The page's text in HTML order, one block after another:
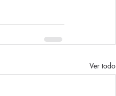
Ver todo